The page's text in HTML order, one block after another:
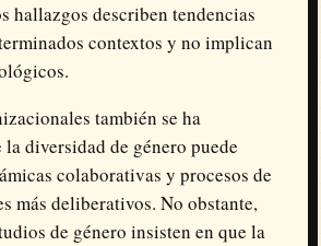
hallazgos describen tendencias
contextos y no implican
también se ha
diversidad de género puede
colaborativas y procesos de
más deliberativos. No obstante,
de género insisten en que la